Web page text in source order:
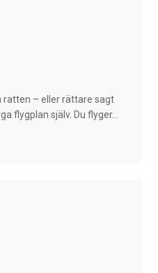
ratten – eller rättare sagt
flygplan själv. Du flyger...